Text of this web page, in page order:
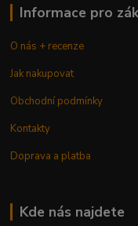
Informace pro
O nás + recenze
Jak nakupovat
Obchodní podmínky
Kontakty
Doprava a platba
Kde nás najdete